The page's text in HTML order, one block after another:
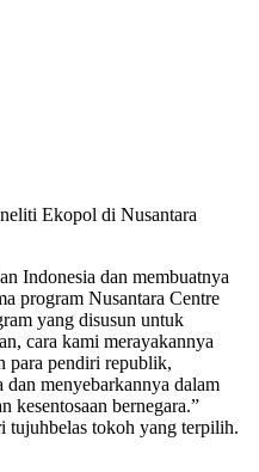
Ekopol di Nusantara
Indonesia dan membuatnya
program Nusantara Centre
yang disusun untuk
cara kami merayakannya
para pendiri republik,
menyebarkannya dalam
kesentosaan bernegara.”
tujuhbelas tokoh yang terpilih.